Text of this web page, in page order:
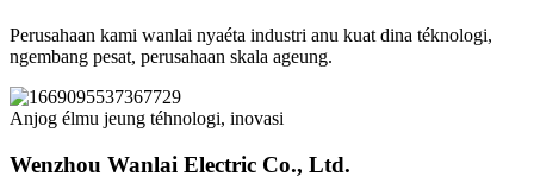
Perusahaan kami wanlai nyaéta industri anu kuat dina téknologi,
ngembang pesat, perusahaan skala ageung.
Anjog élmu jeung téhnologi, inovasi
Wenzhou Wanlai Electric Co., Ltd.